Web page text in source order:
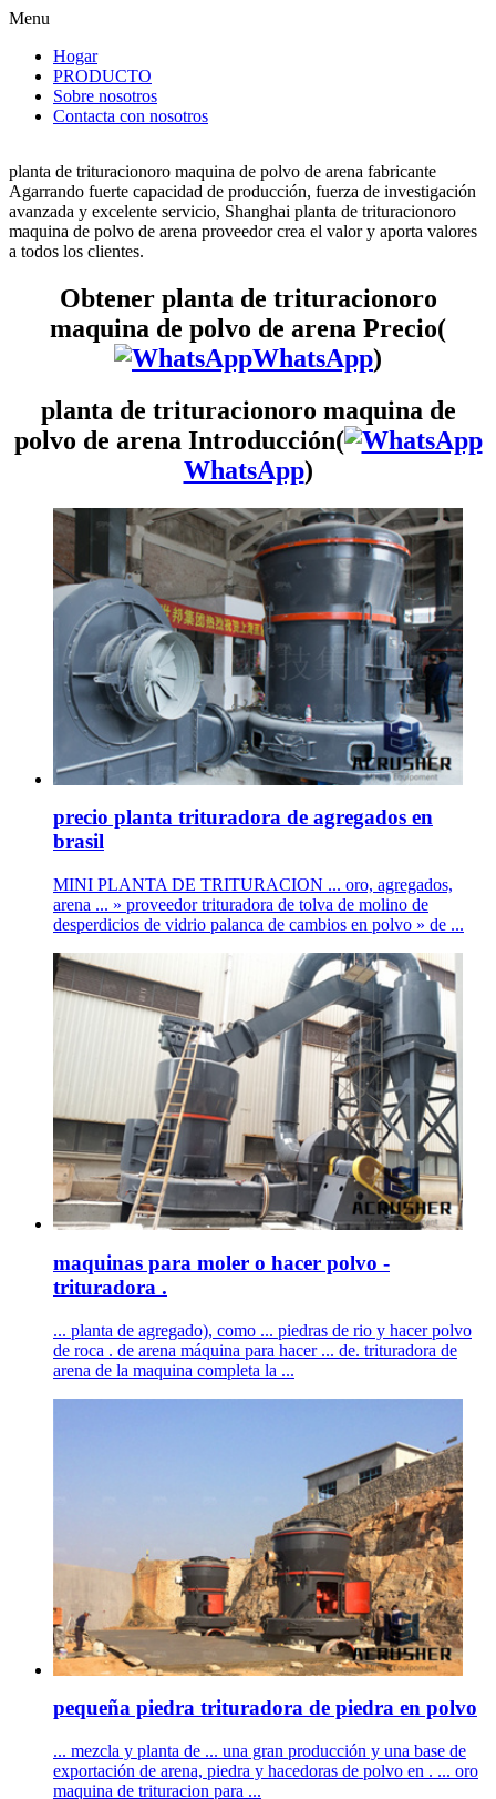
Menu
Hogar
PRODUCTO
Sobre nosotros
Contacta con nosotros
planta de trituracionoro maquina de polvo de arena fabricante
Agarrando fuerte capacidad de producción, fuerza de investigación
avanzada y excelente servicio, Shanghai planta de trituracionoro
maquina de polvo de arena proveedor crea el valor y aporta valores
a todos los clientes.
Obtener planta de trituracionoro
maquina de polvo de arena Precio(
WhatsApp)
planta de trituracionoro maquina de
polvo de arena Introducción(
WhatsApp)
precio planta trituradora de agregados en
brasil
MINI PLANTA DE TRITURACION ... oro, agregados,
arena ... » proveedor trituradora de tolva de molino de
desperdicios de vidrio palanca de cambios en polvo » de ...
maquinas para moler o hacer polvo -
trituradora .
... planta de agregado), como ... piedras de rio y hacer polvo
de roca . de arena máquina para hacer ... de. trituradora de
arena de la maquina completa la ...
pequeña piedra trituradora de piedra en polvo
... mezcla y planta de ... una gran producción y una base de
exportación de arena, piedra y hacedoras de polvo en . ... oro
maquina de trituracion para ...